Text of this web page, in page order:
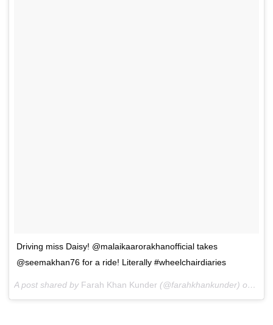
Driving miss Daisy! @malaikaarorakhanofficial takes
@seemakhan76 for a ride! Literally #wheelchairdiaries
A post shared by Farah Khan Kunder (@farahkhankunder) on